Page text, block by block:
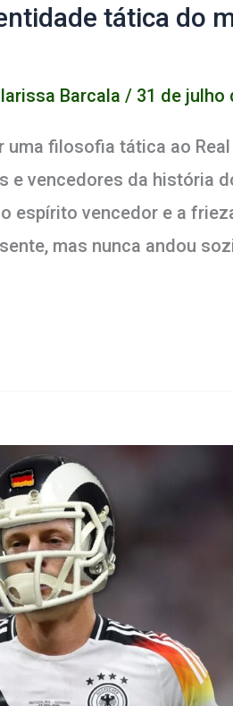
tática do
Barcala / 31 de julho
filosofia tática ao
e vencedores da história
espírito vencedor e a
mas nunca andou